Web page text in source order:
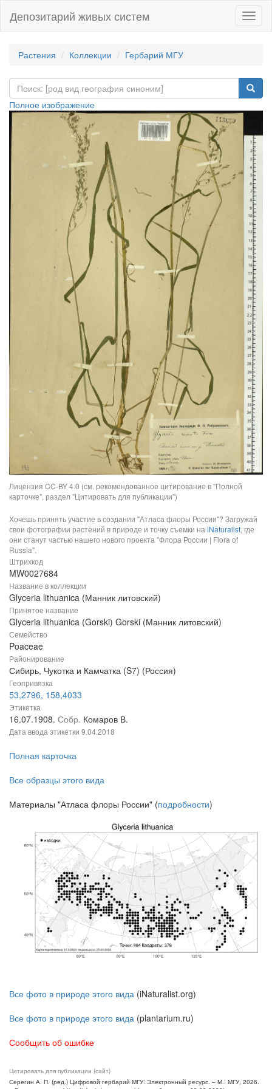
Депозитарий живых систем
Растения Коллекции Гербарий МГУ
Полное изображение
Лицензия CC-BY 4.0 (см. рекомендованное цитирование в "Полной
карточке", раздел "Цитировать для публикации")
Хочешь принять участие в создании "Атласа флоры России"? Загружай
свои фотографии растений в природе и точку съемки на iNaturalist, где
они станут частью нашего нового проекта "Флора России | Flora of
Russia".
Штрихкод
MW0027684
Название в коллекции
Glyceria lithuanica (Манник литовский)
Принятое название
Glyceria lithuanica (Gorski) Gorski (Манник литовский)
Семейство
Poaceae
Районирование
Сибирь, Чукотка и Камчатка (S7) (Россия)
Геопривязка
53,2796, 158,4033
Этикетка
16.07.1908. Собр. Комаров В.
Дата ввода этикетки 9.04.2018
Полная карточка
Все образцы этого вида
Материалы "Атласа флоры России" (подробности)
Все фото в природе этого вида (iNaturalist.org)
Все фото в природе этого вида (plantarium.ru)
Сообщить об ошибке
Цитировать для публикации (сайт)
Серегин А. П. (ред.) Цифровой гербарий МГУ: Электронный ресурс. – М.: МГУ, 2026.